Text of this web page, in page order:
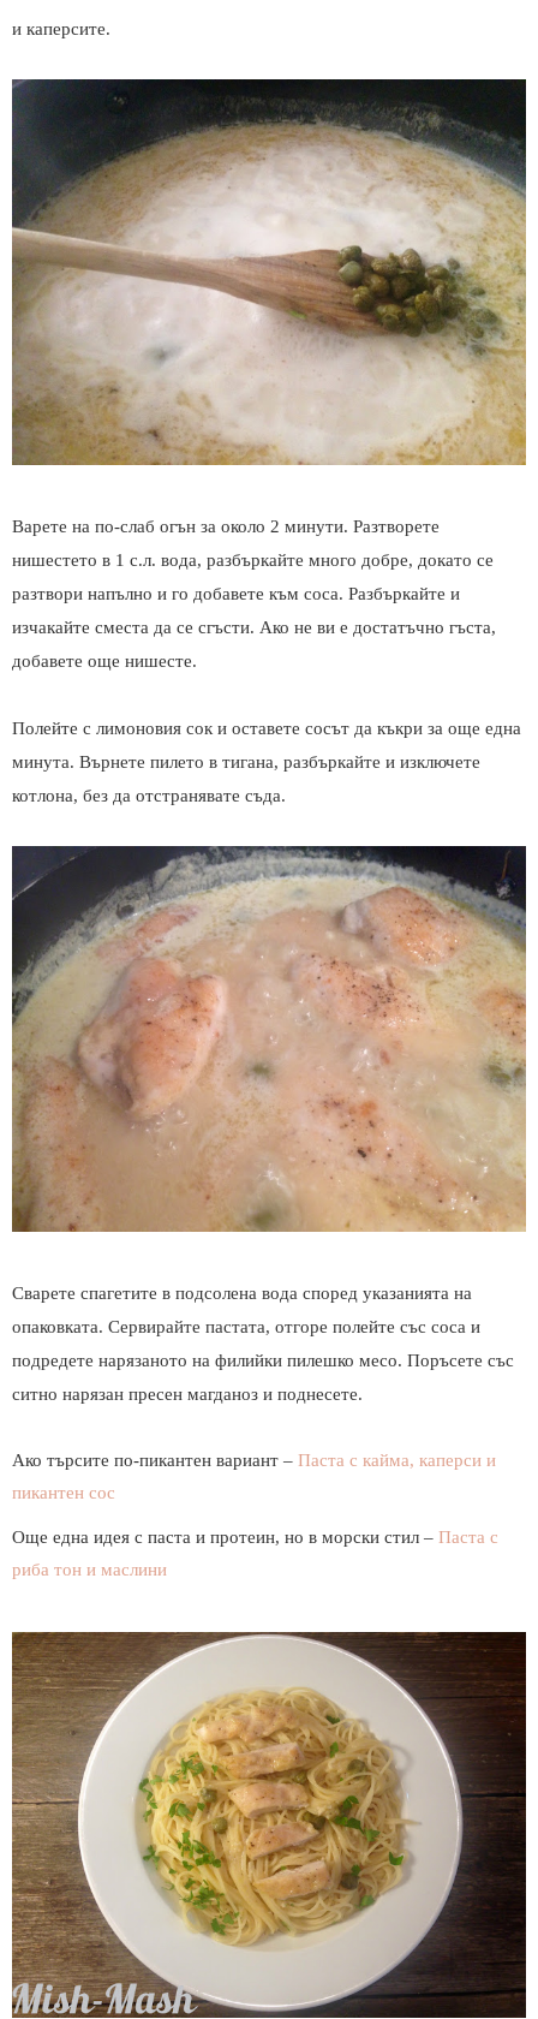
и каперсите.
Варете на по-слаб огън за около 2 минути. Разтворете
нишестето в 1 с.л. вода, разбъркайте много добре, докато се
разтвори напълно и го добавете към соса. Разбъркайте и
изчакайте сместа да се сгъсти. Ако не ви е достатъчно гъста,
добавете още нишесте.
Полейте с лимоновия сок и оставете сосът да къкри за още една
минута. Върнете пилето в тигана, разбъркайте и изключете
котлона, без да отстранявате съда.
Сварете спагетите в подсолена вода според указанията на
опаковката. Сервирайте пастата, отгоре полейте със соса и
подредете нарязаното на филийки пилешко месо. Поръсете със
ситно нарязан пресен магданоз и поднесете.
Ако търсите по-пикантен вариант – Паста с кайма, каперси и
пикантен сос
Още една идея с паста и протеин, но в морски стил – Паста с
риба тон и маслини